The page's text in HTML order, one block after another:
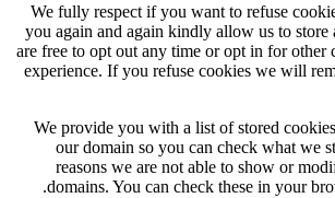
We fully respect if you want to refuse
you again and again kindly allow us to
are free to opt out any time or opt in for
experience. If you refuse cookies we
We provide you with a list of stored
our domain so you can check
reasons we are not able to show
domains. You can check these in